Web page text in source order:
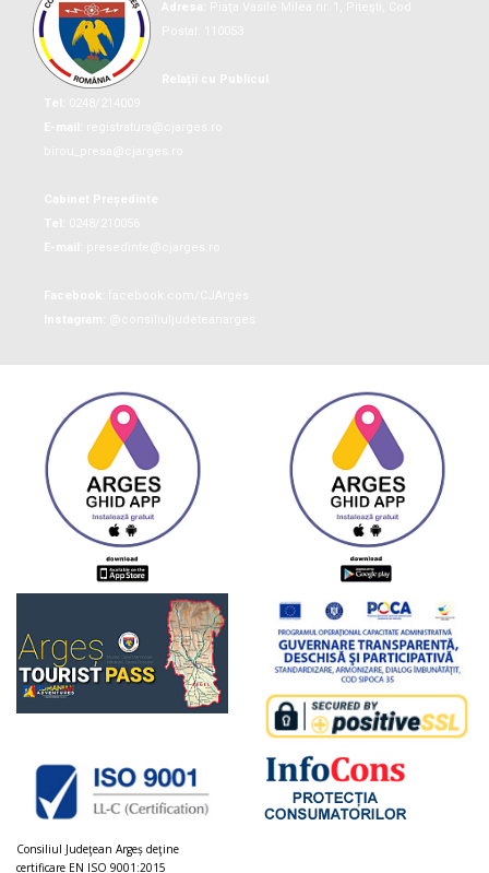
Consiliul Judeţean Argeș deţine
certificare EN ISO 9001:2015